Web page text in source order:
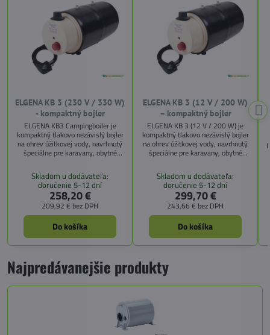
ELGENA KB 3 (230 V / 330 W)
- kompaktný bojler
ELGENA KB3 Campingboiler je
kompaktný tlakovo nezávislý bojler
na ohrev úžitkovej vody, navrhnutý
špeciálne pre karavany, obytné
predajné stánky. Vďaka svojim
malým rozmerom a nízkej
hmotnosti je ideálny do stiesnených
priestorov.
Skladom u dodávateľa:
doručenie 5-12 dní
258,20 €
209,92 € bez DPH
Do košíka
ELGENA KB 3 (12 V / 200 W)
– kompaktný bojler
ELGENA KB 3 (12 V / 200 W) je
kompaktný tlakovo nezávislý bojler
na ohrev úžitkovej vody, navrhnutý
špeciálne pre karavany, obytné
stánky. Vďaka napájaniu na 12 V je
ideálny na použitie mimo elektrickej
siete – napríklad pri kempovaní
alebo počas jazdy.
Skladom u dodávateľa:
doručenie 5-12 dní
299,70 €
243,66 € bez DPH
Do košíka
Najpredávanejšie produkty